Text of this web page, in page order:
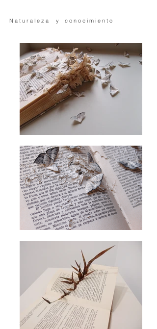
N a t u r a l e z a y c o n o c i m i e n t o